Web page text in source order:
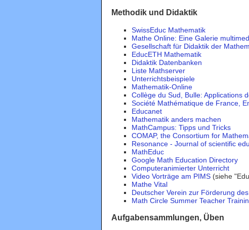
Methodik und Didaktik
SwissEduc Mathematik
Mathe Online: Eine Galerie
Gesellschaft für Didaktik der
EducETH Mathematik
Didaktik Datenbanken
Liste Mathserver
Unterrichtsbeispiele
Mathematik-Online
Collège du Sud, Bulle: Applications
Société Mathématique de France,
Educanet
Mathematik anders machen
MathCampus: Tipps und Tricks
COMAP, the Consortium for
Resonance - Journal of scientific
MathEduc
Google Math Education Directory
Computeranimierter Unterricht
Video Vorträge am PIMS (siehe
Mathe Vital
Deutscher Verein zur Förderung
Math Circle Summer Teacher
Aufgabensammlungen, Üben